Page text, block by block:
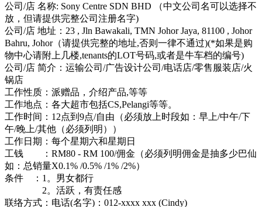
公司/店 名称: Sony Centre SDN BHD （中文公司名可以选择不
放，但请提供完整公司注册名字)
公司/店 地址：23 , Jln Bawakali, TMN Johor Jaya, 81100 , Johor
Bahru, Johor（请提供完整的地址,否则一律不通过)(*如果是购
物中心请附上几楼,tenants的LOT号码,或者是牛车档的编号)
公司/店 简介：运输公司/广告设计公司/电话店/零售服装店/火
锅店
工作性质：派赠品，介绍产品,等等
工作地点：各大超市包括CS,Pelangi等等。
工作时间：12点到9点/自由（必须放上时段如：早上/中午/下
午/晚上/其他（必须列明））
工作日期：每个星期六和星期日
工钱 ：RM80 - RM 100/佣金（必须列明佣金是抽多少巴仙
如：总销量X0.1% /0.5% /1% /2%）
条件 ：1。男女都行
2。活跃，有责任感
联络方式：电话(名字)：012-xxxx xxx (Cindy)